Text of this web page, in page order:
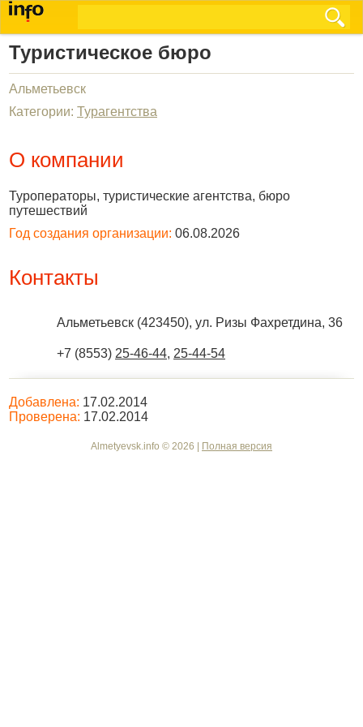
Туристическое бюро
Альметьевск
Категории: Турагентства
О компании
Туроператоры, туристические агентства, бюро
путешествий
Год создания организации: 06.08.2026
Контакты
Альметьевск (423450), ул. Ризы Фахретдина, 36
+7 (8553) 25-46-44, 25-44-54
Добавлена: 17.02.2014
Проверена: 17.02.2014
Almetyevsk.info © 2026 | Полная версия